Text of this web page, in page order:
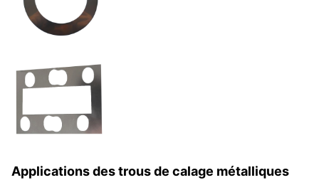
Applications des trous de calage métalliques